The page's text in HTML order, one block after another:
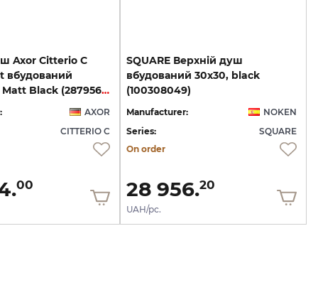
Axor Citterio C
вбудований
EcoSmart+, Matt Black (28795670)
AXOR
CITTERIO C
00
SQUARE Верхній душ
вбудований 30х30, black
(100308049)
Manufacturer:
NOKEN
Series:
SQUARE
On order
28 956.20
UAH/pc.